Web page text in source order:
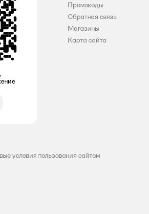
Промокоды
Обратная связь
Магазины
Карта сайта
условия пользования сайтом